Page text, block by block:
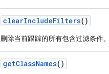
clearIncludeFilters()
删除当前跟踪的所有包含过滤条件。
getClassNames()